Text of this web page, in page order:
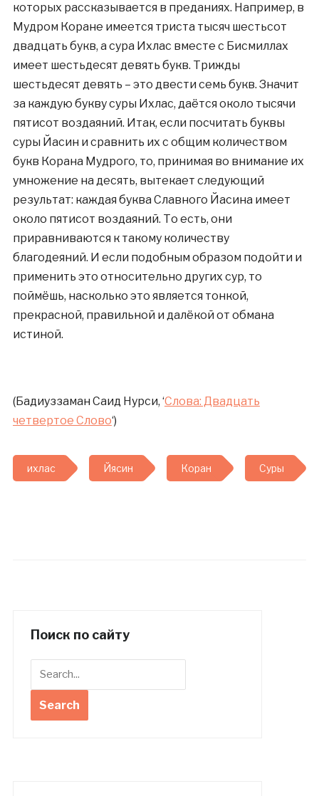
которых рассказывается в преданиях. Например, в
Мудром Коране имеется триста тысяч шестьсот
двадцать букв, а сура Ихлас вместе с Бисмиллах
имеет шестьдесят девять букв. Трижды
шестьдесят девять – это двести семь букв. Значит
за каждую букву суры Ихлас, даётся около тысячи
пятисот воздаяний. Итак, если посчитать буквы
суры Йасин и сравнить их с общим количеством
букв Корана Мудрого, то, принимая во внимание их
умножение на десять, вытекает следующий
результат: каждая буква Славного Йасина имеет
около пятисот воздаяний. То есть, они
приравниваются к такому количеству
благодеяний. И если подобным образом подойти и
применить это относительно других сур, то
поймёшь, насколько это является тонкой,
прекрасной, правильной и далёкой от обмана
истиной.
(Бадиуззаман Саид Нурси, ‘Слова: Двадцать
четвертое Слово‘)
ихлас Йясин Коран Суры
Поиск по сайту